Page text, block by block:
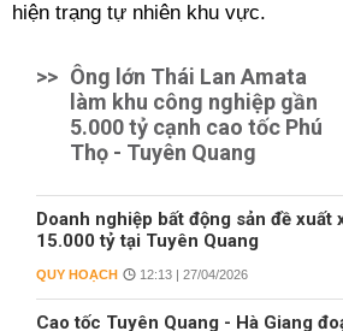
hiện trạng tự nhiên khu vực.
>> Ông lớn Thái Lan Amata
làm khu công nghiệp gần
5.000 tỷ cạnh cao tốc Phú
Thọ - Tuyên Quang
Doanh nghiệp bất động sản đề xuất
15.000 tỷ tại Tuyên Quang
QUY HOẠCH 12:13 | 27/04/2026
Cao tốc Tuyên Quang - Hà Giang